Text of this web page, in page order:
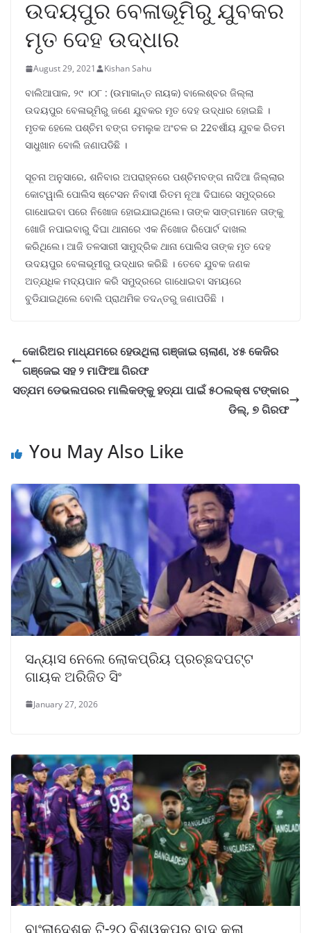
ଉଦୟପୁର ବେଳାଭୂମିରୁ ଯୁବକର
ମୃତ ଦେହ ଉଦ୍ଧାର
August 29, 2021 Kishan Sahu
ବାଲିଆପାଳ, ୨୯ ।୦୮ : (ଉମାକାନ୍ତ ନାୟକ) ବାଲେଶ୍ବର ଜିଲ୍ଲା
ଉଦୟପୁର ବେଳାଭୂମିରୁ ଜଣେ ଯୁବକର ମୃତ ଦେହ ଉଦ୍ଧାର ହୋଇଛି ।
ମୃତକ ହେଲେ ପଶ୍ଚିମ ବଙ୍ଗ ତମଲୁକ ଅଂଚଳ ର 22ବର୍ଷୀୟ ଯୁବକ ରିତମ
ସାଧୁଖାନ ବୋଲି ଜଣାପଡିଛି ।
ସୂଚନା ଅନୁସାରେ, ଶନିବାର ଅପରାହ୍ନରେ ପଶ୍ଚିମବଙ୍ଗ ନାଦିଆ ଜିଲ୍ଲାର
କୋଟୱାଲି ପୋଲିସ ଷ୍ଟେସନ ନିବାସୀ ରିତମ ନୂଆ ଦିଘାରେ ସମୁଦ୍ରରେ
ଗାଧୋଇବା ପରେ ନିଖୋଜ ହୋଇଯାଇଥିଲେ। ତାଙ୍କ ସାଙ୍ଗମାନେ ତାଙ୍କୁ
ଖୋଜି ନପାଇବାରୁ ଦିଘା ଥାନାରେ ଏକ ନିଖୋଜ ରିପୋର୍ଟ ଦାଖଲ
କରିଥିଲେ। ଆଜି ତଳସାରୀ ସାମୁଦ୍ରିକ ଥାନା ପୋଲିସ ତାଙ୍କ ମୃତ ଦେହ
ଉଦୟପୁର ବେଳାଭୂମୀରୁ ଉଦ୍ଧାର କରିଛି । ତେବେ ଯୁବକ ଜଣକ
ଅତ୍ଯଧିକ ମଦ୍ୟପାନ କରି ସମୁଦ୍ରରେ ଗାଧୋଇବା ସମୟରେ
ବୁଡିଯାଇଥିଲେ ବୋଲି ପ୍ରାଥମିକ ତଦନ୍ତରୁ ଜଣାପଡିଛି ।
କୋରିଅର ମାଧ୍ଯମରେ ହେଉଥିଲା ଗଞ୍ଜାଇ ଚାଲାଣ, ୪୫ କେଜିର
ଗଞ୍ଜେଇ ସହ ୨ ମାଫିଆ ଗିରଫ
ସତ୍ଯମ ଡେଭଲପରର ମାଲିକଙ୍କୁ ହତ୍ଯା ପାଇଁ ୫୦ଲକ୍ଷ ଟଙ୍କାର
ଡିଲ୍, ୭ ଗିରଫ
You May Also Like
ସନ୍ୟାସ ନେଲେ ଲୋକପ୍ରିୟ ପ୍ରଚ୍ଛଦପଟ୍ଟ
ଗାୟକ ଅରିଜିତ ସିଂ
January 27, 2026
ବାଂଲାଦେଶକୁ ଟି-୨୦ ବିଶ୍ୱକପ୍‌ରୁ ବାଦ୍ କଲା